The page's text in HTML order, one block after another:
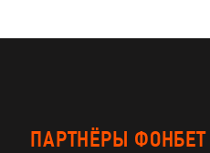
ПАРТНЁРЫ